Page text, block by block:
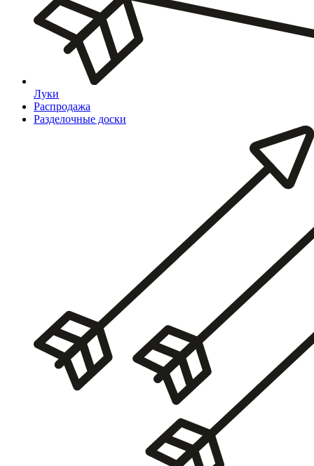
Луки
Распродажа
Разделочные доски